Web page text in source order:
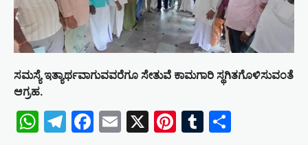
ಸಮಸ್ಯೆ ಇತ್ಯಾರ್ಥವಾಗುವವರೆಗೂ ಸೇತುವೆ ಕಾಮಗಾರಿ ಸ್ಥಗಿತಗೊಳಿಸುವಂತೆ
ಆಗ್ರಹ.
WhatsApp
Telegram
Facebook
Email
X Pinterest
Tumblr